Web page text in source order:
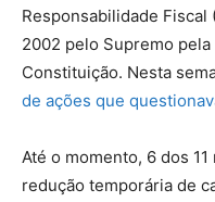
Responsabilidade Fiscal
2002 pelo Supremo
Constituição. Nesta
de ações que
Até o momento, 6 dos
redução temporária de